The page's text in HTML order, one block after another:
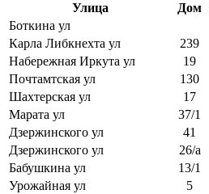
Улица Дом
Боткина ул
Карла Либкнехта ул
239
Набережная Иркута ул
19
Почтамтская ул
130
Шахтерская ул
17
Марата ул
37/1
Дзержинского ул
41
Дзержинского ул
26/а
Бабушкина ул
13/1
Урожайная ул
5